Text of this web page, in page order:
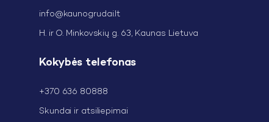
info@kaunogrudai.lt
H. ir O. Minkovskių g. 63, Kaunas Lietuva
Kokybės telefonas
+370 636 80888
Skundai ir atsiliepimai